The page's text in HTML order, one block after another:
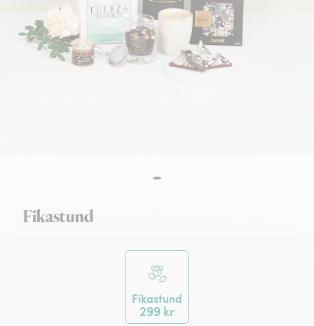
Fikastund
Fikastund
299 kr